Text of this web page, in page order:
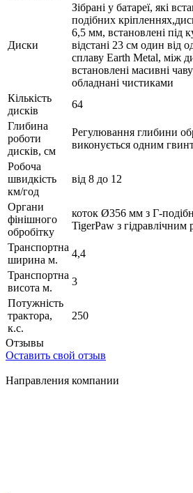
Диски
Зібрані у батареї, які
подібних
6,5 мм, встановлені під
відстані 23 см один від
сплаву Earth Metal, між
встановлені масивні
обладнані чистиками
Кількість
дисків
64
Глибина
роботи
дисків, см
Регулювання глибини
виконується одним
Робоча
швидкість
км/год
від 8 до 12
Органи
фінішного
обробітку
коток Ø356 мм з Г-
TigerPaw з
Транспортна
ширина м.
4,4
Транспортна
висота м.
3
Потужність
трактора,
к.с.
250
Отзывы
Оставить свой отзыв
Направления компании